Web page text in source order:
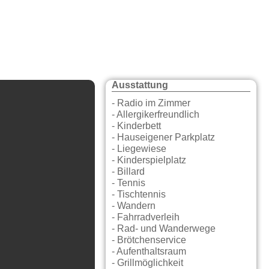
Ausstattung
- Radio im Zimmer
- Allergikerfreundlich
- Kinderbett
- Hauseigener Parkplatz
- Liegewiese
- Kinderspielplatz
- Billard
- Tennis
- Tischtennis
- Wandern
- Fahrradverleih
- Rad- und Wanderwege
- Brötchenservice
- Aufenthaltsraum
- Grillmöglichkeit